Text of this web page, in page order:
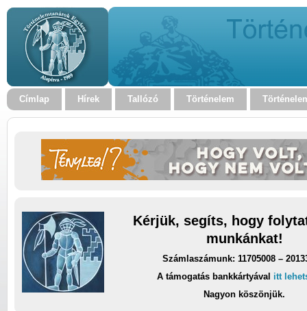
Címlap Hírek Tallózó Történelem
Kérjük, segíts, hogy
munkánkat!
Számlaszámunk: 11705008 –
A támogatás bankkártyával itt
Nagyon köszönjük.